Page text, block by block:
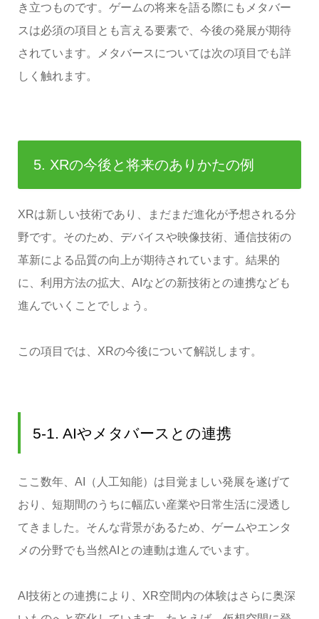
き立つものです。ゲームの将来を語る際にもメタバー
スは必須の項目とも言える要素で、今後の発展が期待
されています。メタバースについては次の項目でも詳
しく触れます。
5. XRの今後と将来のありかたの例
XRは新しい技術であり、まだまだ進化が予想される分
野です。そのため、デバイスや映像技術、通信技術の
革新による品質の向上が期待されています。結果的
に、利用方法の拡大、AIなどの新技術との連携なども
進んでいくことでしょう。
この項目では、XRの今後について解説します。
5-1. AIやメタバースとの連携
ここ数年、AI（人工知能）は目覚ましい発展を遂げて
おり、短期間のうちに幅広い産業や日常生活に浸透し
てきました。そんな背景があるため、ゲームやエンタ
メの分野でも当然AIとの連動は進んでいます。
AI技術との連携により、XR空間内の体験はさらに奥深